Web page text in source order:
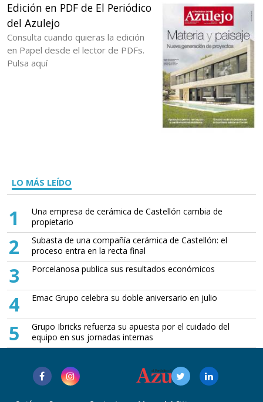
Edición en PDF de El Periódico
del Azulejo
Consulta cuando quieras la edición
en Papel desde el lector de PDFs.
Pulsa aquí
LO MÁS LEÍDO
1
Una empresa de cerámica de Castellón cambia de
propietario
2
Subasta de una compañía cerámica de Castellón: el
proceso entra en la recta final
3 Porcelanosa publica sus resultados económicos
4 Emac Grupo celebra su doble aniversario en julio
5
Grupo Ibricks refuerza su apuesta por el cuidado del
equipo en sus jornadas internas